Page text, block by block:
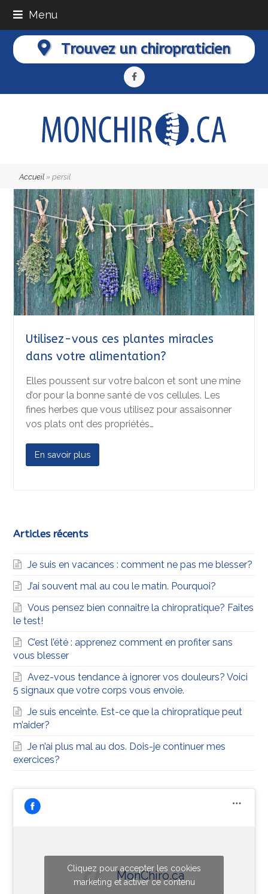
Menu
Trouvez un chiropraticien
Facebook
Accueil »persil
Utilisez-vous ces plantes miracles
dans votre alimentation?
Elles poussent sur votre balcon et sont une mine
d’or pour la bonne santé de vos cellules. Les
fines herbes que vous utilisez pour assaisonner
vos plats ont des propriétés…
En savoir plus
Articles récents
Je suis en vacances : comment ne pas me blesser?
J’ai souvent mal au cou le matin. Pourquoi?
Vous pensez bien connaître la chiropratique? Faites
le test!
C’est l’été : apprenez comment en profiter sans
vous blesser
Avez-vous tendance à ignorer vos douleurs? Voici
5 signaux que votre corps vous envoie.
Je suis enceinte. Est-ce que la chiropratique peut
m’aider?
Je n’ai plus mal au dos. Dois-je continuer mes
exercices?
MonChiro.ca
Cliquez pour accepter les cookies
marketing et activer ce contenu